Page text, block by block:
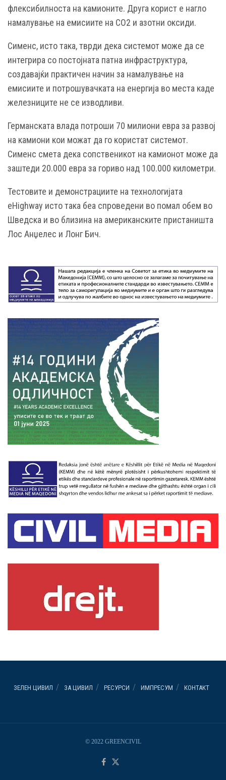
флексибилноста на камионите. Друга корист е нагло
намалување на емисиите на CO2 и азотни оксиди.
Сименс, исто така, тврди дека системот може да се
интегрира со постојната патна инфраструктура,
создавајќи практичен начин за намалување на
емисиите и потрошувачката на енергија во места каде
железниците не се изводливи.
Германската влада потроши 70 милиони евра за развој
на камиони кои можат да го користат системот.
Сименс смета дека сопственикот на камионот може да
заштеди 20.000 евра за гориво над 100.000 километри.
Тестовите и демонстрациите на технологијата
eHighway исто така беа спроведени во помал обем во
Шведска и во близина на американските пристаништа
Лос Анџелес и Лонг Бич.
ЗЕЛЕН ЦИВИЛ ЗА ЦИВИЛ РЕСУРСИ ИМПРЕСУМ КОНТАКТ
© 2022 GREENCIVIL